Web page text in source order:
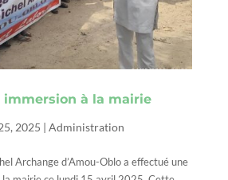
immersion à la mairie
2025 | Administration
Archange d’Amou-Oblo a effectué une